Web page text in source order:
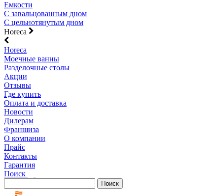
Емкости
С завальцованным дном
С цельнотянутым дном
Horeca
Horeca
Моечные ванны
Разделочные столы
Акции
Отзывы
Где купить
Оплата и доставка
Новости
Дилерам
Франшиза
О компании
Прайс
Контакты
Гарантия
Поиск
Поиск